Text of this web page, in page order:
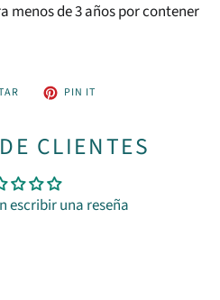
menos de 3 años por contener
TUÍTE PIN IT
CLIENTES
escribir una reseña